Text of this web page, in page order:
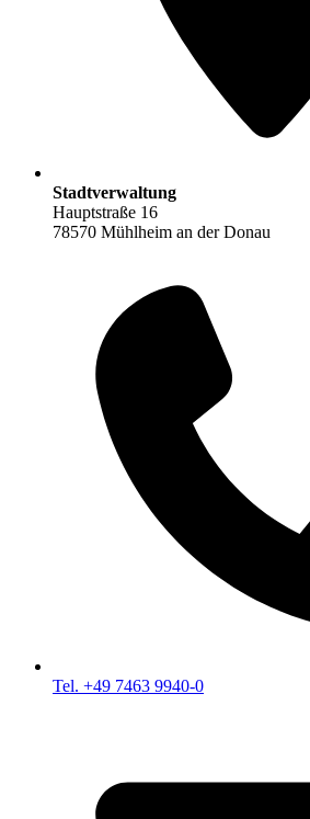
Stadtverwaltung
Hauptstraße 16
78570 Mühlheim an der Donau
Tel. +49 7463 9940-0